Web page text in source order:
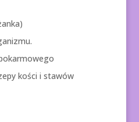
kości i stawów